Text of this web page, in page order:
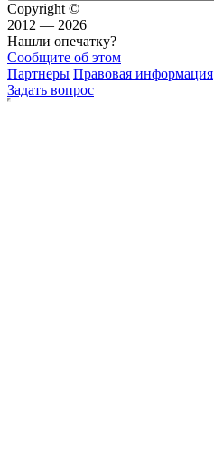
Copyright ©
2012 — 2026
Нашли опечатку?
Сообщите об этом
Партнеры Правовая информация
Задать вопрос